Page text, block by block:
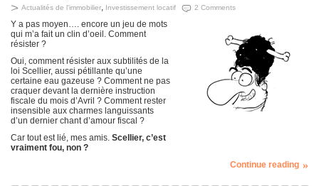
Actualités de l'immobilier, Investissement locatif 2 Comments
Y a pas moyen…. encore un jeu de mots
qui m’a fait un clin d’oeil. Comment
résister ?
Oui, comment résister aux subtilités de la
loi Scellier, aussi pétillante qu’une
certaine eau gazeuse ? Comment ne pas
craquer devant la dernière instruction
fiscale du mois d’Avril ? Comment rester
insensible aux charmes languissants
d’un dernier chant d’amour fiscal ?
Car tout est lié, mes amis. Scellier, c’est
vraiment fou, non ?
Continue reading